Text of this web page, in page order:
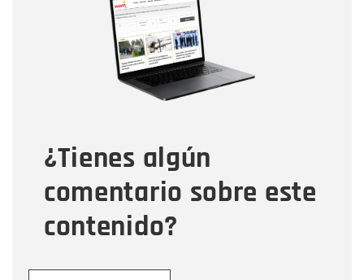
¿Tienes algún
comentario sobre este
contenido?
Correo electrónico
Tipo de comentario
Mensaje